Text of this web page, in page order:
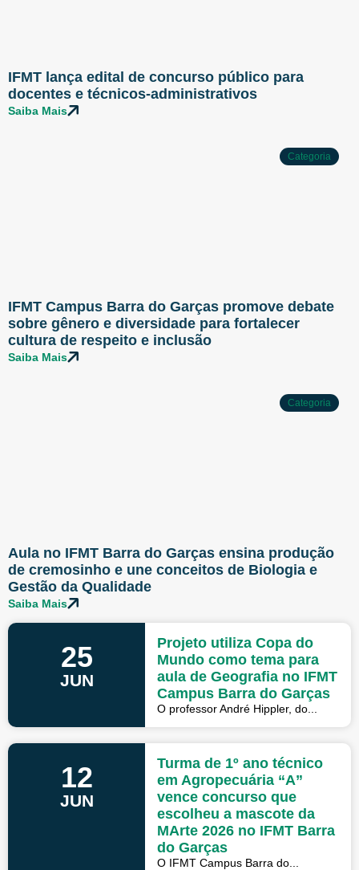
IFMT lança edital de concurso público para
docentes e técnicos-administrativos
Saiba Mais
Categoria
IFMT Campus Barra do Garças promove debate
sobre gênero e diversidade para fortalecer
cultura de respeito e inclusão
Saiba Mais
Categoria
Aula no IFMT Barra do Garças ensina produção
de cremosinho e une conceitos de Biologia e
Gestão da Qualidade
Saiba Mais
25
JUN
Projeto utiliza Copa do
Mundo como tema para
aula de Geografia no IFMT
Campus Barra do Garças
O professor André Hippler, do...
12
JUN
Turma de 1º ano técnico
em Agropecuária “A”
vence concurso que
escolheu a mascote da
MArte 2026 no IFMT Barra
do Garças
O IFMT Campus Barra do...